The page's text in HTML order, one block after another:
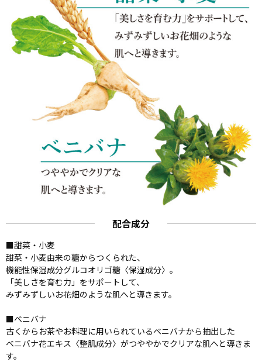
配合成分
■甜菜・小麦
甜菜・小麦由来の糖からつくられた、
機能性保湿成分グルコオリゴ糖〈保湿成分〉。
「美しさを育む力」をサポートして、
みずみずしいお花畑のような肌へと導きます。
■ベニバナ
古くからお茶やお料理に用いられているベニバナから抽出した
ベニバナ花エキス〈整肌成分〉がつややかでクリアな肌へと導きま
す。